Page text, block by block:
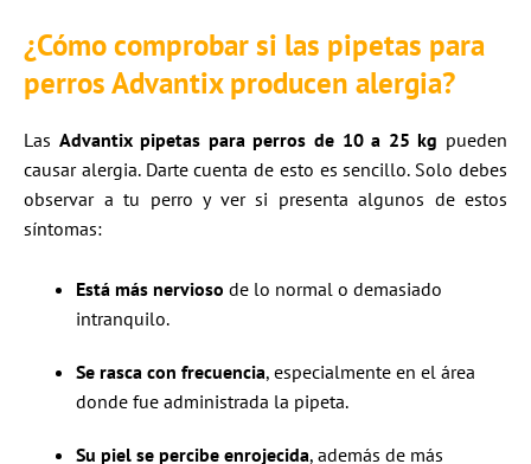
¿Cómo comprobar si las pipetas para
perros Advantix producen alergia?
Las Advantix pipetas para perros de 10 a 25 kg pueden
causar alergia. Darte cuenta de esto es sencillo. Solo debes
observar a tu perro y ver si presenta algunos de estos
síntomas:
Está más nervioso de lo normal o demasiado
intranquilo.
Se rasca con frecuencia, especialmente en el área
donde fue administrada la pipeta.
Su piel se percibe enrojecida, además de más